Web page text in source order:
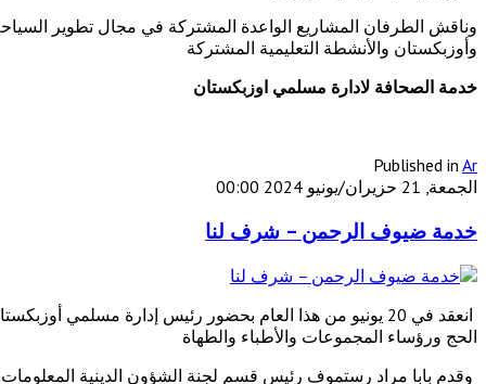
وناقش الطرفان المشاريع الواعدة المشتركة في مجال تطوير
وأوزبكستان والأنشطة التعليمية المشتركة
خدمة الصحافة لادارة مسلمي اوزبكستان
Published in Ar
الجمعة, 21 حزيران/يونيو 2024 00:00
خدمة ضيوف الرحمن – شرف لنا
الحج ورؤساء المجموعات والأطباء والطهاة